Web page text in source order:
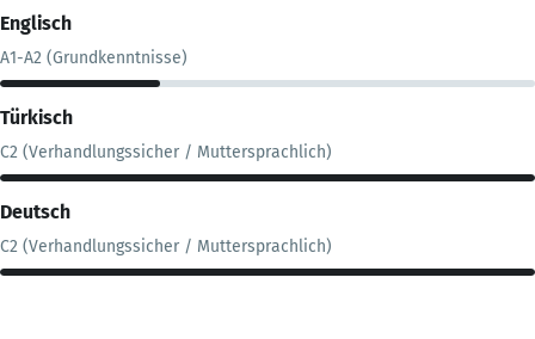
Englisch
A1-A2 (Grundkenntnisse)
Türkisch
C2 (Verhandlungssicher / Muttersprachlich)
Deutsch
C2 (Verhandlungssicher / Muttersprachlich)